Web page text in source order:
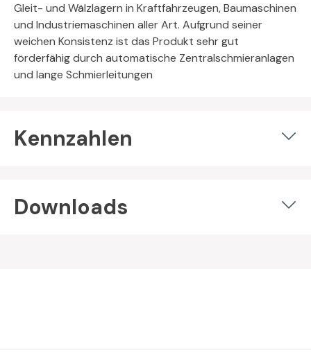
Gleit- und Wälzlagern in Kraftfahrzeugen, Baumaschinen
und Industriemaschinen aller Art. Aufgrund seiner
weichen Konsistenz ist das Produkt sehr gut
förderfähig durch automatische Zentralschmieranlagen
und lange Schmierleitungen
Kennzahlen
Downloads